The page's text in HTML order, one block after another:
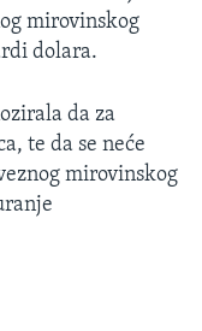
mirovinskog
dolara.
da za
te da se neće
mirovinskog